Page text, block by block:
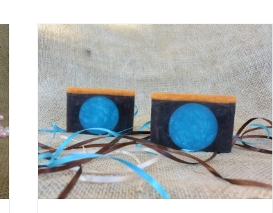
ΠΡΟΣΘΉΚΗ ΣΤΟ ΚΑΛΆΘΙ /
ΓΡΉΓΟΡΗ
ΠΡΟΒΟΛΉ